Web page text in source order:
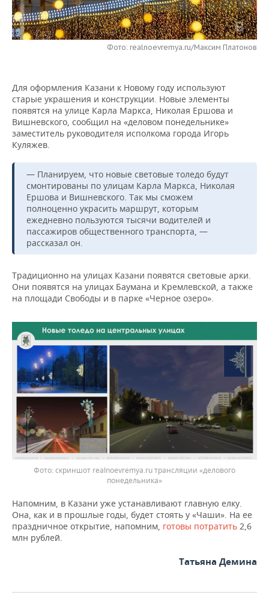
НЕФТЕХИМИЯ
НЕФТЬ
ЭНЕРГЕТИКА
РОЗНИЧНАЯ ТОРГОВЛЯ
НОВОСТИ ТЕХНОЛОГИЙ
ТЕЛЕКОММУНИКАЦИИ
МЕРОПРИЯТИЯ
НОВОСТИ МЕРОПРИЯТИЙ
БИЗНЕС-БРАНЧИ
ONLINE-КОНФЕРЕНЦИИ
ОТКРЫТАЯ ЛЕКЦИЯ
ФУТБОЛ
ХОККЕЙ
БАСКЕТБОЛ
ВОЛЕЙБОЛ
КИБЕРСПОРТ
ФИГУРНОЕ КАТАНИЕ
ВОДНЫЕ ВИДЫ СПОРТА
ХОККЕЙ С МЯЧОМ
НОВОСТИ ОБЩЕСТВА
ВЛАСТЬ
ИНФРАСТРУКТУРА
ИСТОРИЯ
КУЛЬТУРА
МЕДИЦИНА
ОБРАЗОВАНИЕ
ПРОИСШЕСТВИЯ
ФОТОГАЛЕРЕЯ
СЮЖЕТЫ
СПРАВОЧНИК
СПИСОК ПЕРСОН
СПИСОК КОМПАНИЙ
ПОЛНАЯ ВЕРСИЯ
Фото: realnoevremya.ru/Максим Платонов
Для оформления Казани к Новому году используют
старые украшения и конструкции. Новые элементы
появятся на улице Карла Маркса, Николая Ершова и
Вишневского, сообщил на «деловом понедельнике»
заместитель руководителя исполкома города Игорь
Куляжев.
— Планируем, что новые световые толедо будут
смонтированы по улицам Карла Маркса, Николая
Ершова и Вишневского. Так мы сможем
полноценно украсить маршрут, которым
ежедневно пользуются тысячи водителей и
пассажиров общественного транспорта, —
рассказал он.
Традиционно на улицах Казани появятся световые арки.
Они появятся на улицах Баумана и Кремлевской, а также
на площади Свободы и в парке «Черное озеро».
скриншот realnoevremya.ru трансляции «делового
понедельника»
Напомним, в Казани уже устанавливают главную елку.
Она, как и в прошлые годы, будет стоять у «Чаши». На ее
праздничное открытие, напомним, готовы потратить 2,6
млн рублей.
Татьяна Демина